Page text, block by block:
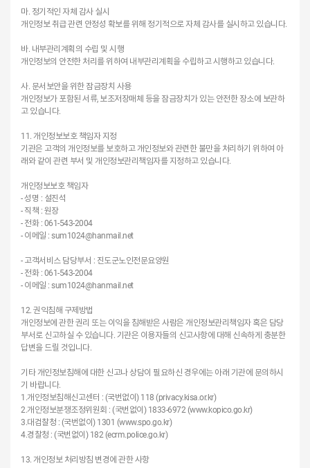
마. 정기적인 자체 감사 실시
개인정보 취급 관련 안정성 확보를 위해 정기적으로 자체 감사를 실시하고 있습니다.
바. 내부관리계획의 수립 및 시행
개인정보의 안전한 처리를 위하여 내부관리계획을 수립하고 시행하고 있습니다.
사. 문서보안을 위한 잠금장치 사용
개인정보가 포함된 서류, 보조저장매체 등을 잠금장치가 있는 안전한 장소에 보관하
고 있습니다.
11. 개인정보보호 책임자 지정
기관은 고객의 개인정보를 보호하고 개인정보와 관련한 불만을 처리하기 위하여 아
래와 같이 관련 부서 및 개인정보관리책임자를 지정하고 있습니다.
개인정보보호 책임자
- 성명 : 설진석
- 직책 : 원장
- 전화 : 061-543-2004
- 이메일 : sum1024@hanmail.net
- 고객서비스 담당부서 : 진도군노인전문요양원
- 전화 : 061-543-2004
- 이메일 : sum1024@hanmail.net
12. 권익침해 구제방법
개인정보에 관한 권리 또는 이익을 침해받은 사람은 개인정보관리책임자 혹은 담당
부서로 신고하실 수 있습니다. 기관은 이용자들의 신고사항에 대해 신속하게 충분한
답변을 드릴 것입니다.
기타 개인정보침해에 대한 신고나 상담이 필요하신 경우에는 아래 기관에 문의하시
기 바랍니다.
1.개인정보침해신고센터 : (국번없이) 118 (privacy.kisa.or.kr)
2.개인정보분쟁조정위원회 : (국번없이) 1833-6972 (www.kopico.go.kr)
3.대검찰청 : (국번없이) 1301 (www.spo.go.kr)
4.경찰청 : (국번없이) 182 (ecrm.police.go.kr)
13. 개인정보 처리방침 변경에 관한 사항